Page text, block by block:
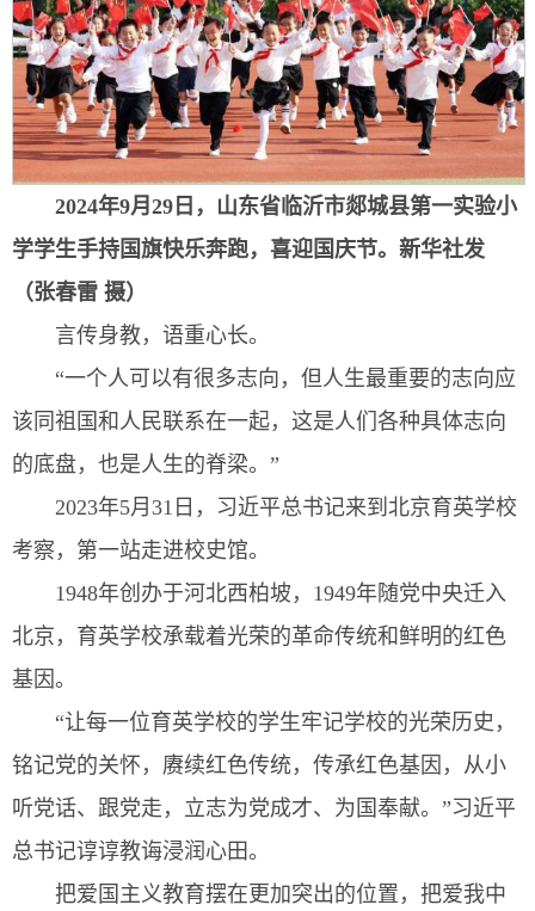
2024年9月29日，山东省临沂市郯城县第一实验小
学学生手持国旗快乐奔跑，喜迎国庆节。 新华社发
（张春雷 摄）
言传身教，语重心长。
“一个人可以有很多志向，但人生最重要的志向应
该同祖国和人民联系在一起，这是人们各种具体志向
的底盘，也是人生的脊梁。”
2023年5月31日，习近平总书记来到北京育英学校
考察，第一站走进校史馆。
1948年创办于河北西柏坡，1949年随党中央迁入
北京，育英学校承载着光荣的革命传统和鲜明的红色
基因。
“让每一位育英学校的学生牢记学校的光荣历史，
铭记党的关怀，赓续红色传统，传承红色基因，从小
听党话、跟党走，立志为党成才、为国奉献。”习近平
总书记谆谆教诲浸润心田。
把爱国主义教育摆在更加突出的位置，把爱我中